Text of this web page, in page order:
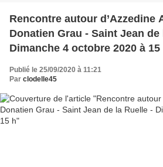
Rencontre autour d’Azzedine
Donatien Grau - Saint Jean de
Dimanche 4 octobre 2020 à 15
Publié le 25/09/2020 à 11:21
Par clodelle45